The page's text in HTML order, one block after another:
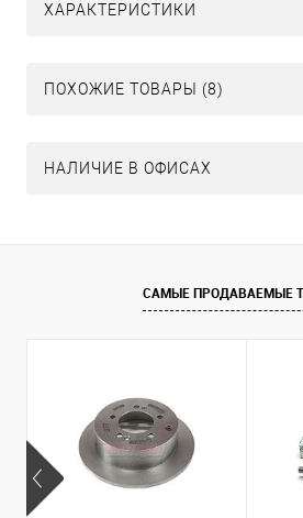
ХАРАКТЕРИСТИКИ
ПОХОЖИЕ ТОВАРЫ (8)
НАЛИЧИЕ В ОФИСАХ
САМЫЕ ПРОДАВАЕМЫЕ